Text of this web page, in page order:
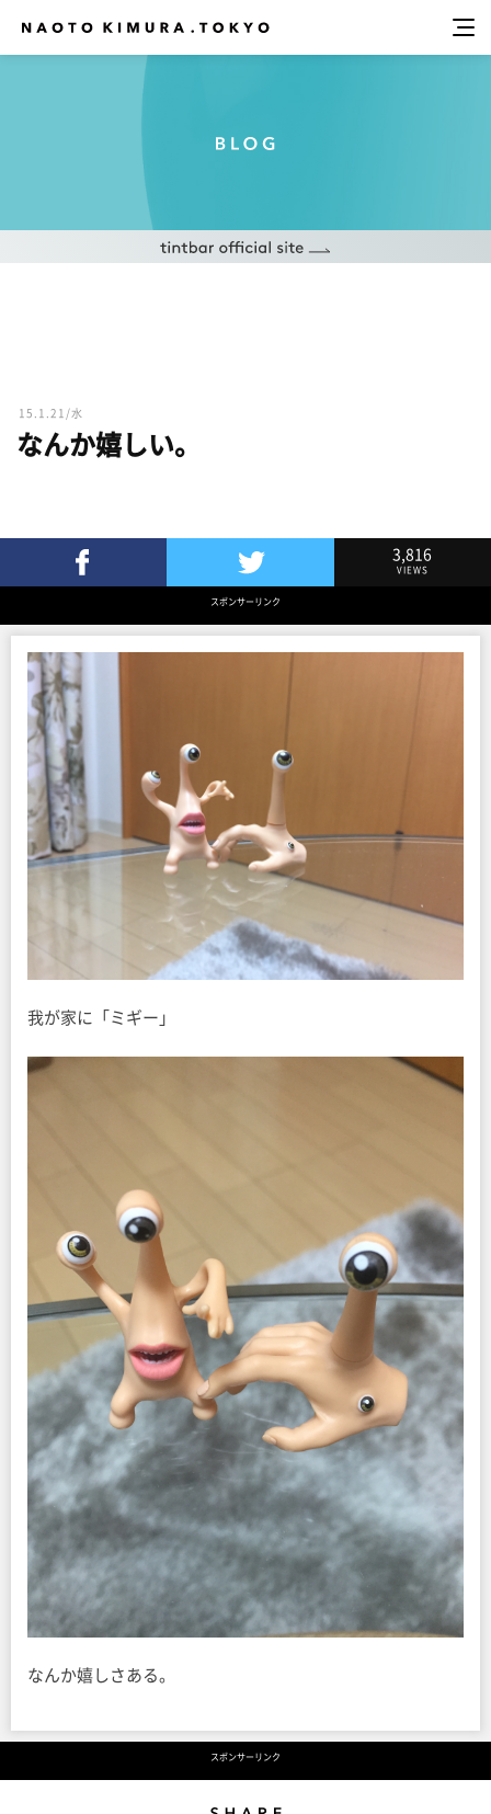
15.1.21/水
なんか嬉しい。
Twitterでツイート
3,816
VIEWS
スポンサーリンク
我が家に「ミギー」
なんか嬉しさある。
スポンサーリンク